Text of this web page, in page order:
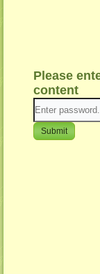
Please
content
Submit